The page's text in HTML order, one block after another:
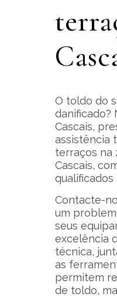
O toldo do
danificado?
Cascais,
assistência
terraços na
Cascais,
Contacte-
um
seus
excelência
técnica,
as
permitem
de toldo,